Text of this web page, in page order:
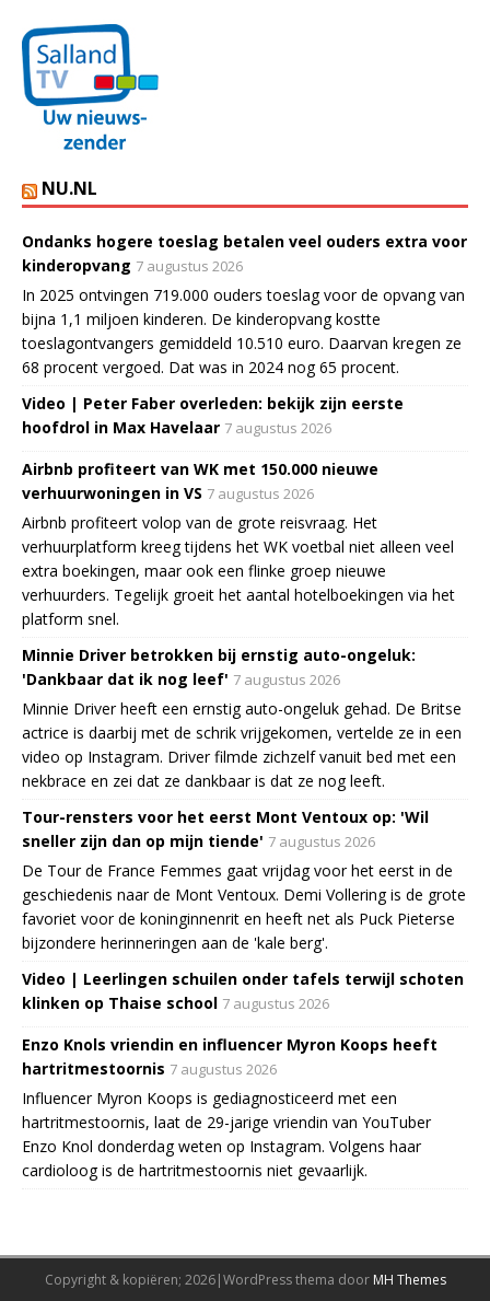
NU.NL
Ondanks hogere toeslag betalen veel ouders extra voor
kinderopvang 7 augustus 2026
In 2025 ontvingen 719.000 ouders toeslag voor de opvang van
bijna 1,1 miljoen kinderen. De kinderopvang kostte
toeslagontvangers gemiddeld 10.510 euro. Daarvan kregen ze
68 procent vergoed. Dat was in 2024 nog 65 procent.
Video | Peter Faber overleden: bekijk zijn eerste
hoofdrol in Max Havelaar 7 augustus 2026
Airbnb profiteert van WK met 150.000 nieuwe
verhuurwoningen in VS 7 augustus 2026
Airbnb profiteert volop van de grote reisvraag. Het
verhuurplatform kreeg tijdens het WK voetbal niet alleen veel
extra boekingen, maar ook een flinke groep nieuwe
verhuurders. Tegelijk groeit het aantal hotelboekingen via het
platform snel.
Minnie Driver betrokken bij ernstig auto-ongeluk:
'Dankbaar dat ik nog leef' 7 augustus 2026
Minnie Driver heeft een ernstig auto-ongeluk gehad. De Britse
actrice is daarbij met de schrik vrijgekomen, vertelde ze in een
video op Instagram. Driver filmde zichzelf vanuit bed met een
nekbrace en zei dat ze dankbaar is dat ze nog leeft.
Tour-rensters voor het eerst Mont Ventoux op: 'Wil
sneller zijn dan op mijn tiende' 7 augustus 2026
De Tour de France Femmes gaat vrijdag voor het eerst in de
geschiedenis naar de Mont Ventoux. Demi Vollering is de grote
favoriet voor de koninginnenrit en heeft net als Puck Pieterse
bijzondere herinneringen aan de 'kale berg'.
Video | Leerlingen schuilen onder tafels terwijl schoten
klinken op Thaise school 7 augustus 2026
Enzo Knols vriendin en influencer Myron Koops heeft
hartritmestoornis 7 augustus 2026
Influencer Myron Koops is gediagnosticeerd met een
hartritmestoornis, laat de 29-jarige vriendin van YouTuber
Enzo Knol donderdag weten op Instagram. Volgens haar
cardioloog is de hartritmestoornis niet gevaarlijk.
Copyright & kopiëren; 2026|WordPress thema door MH Themes